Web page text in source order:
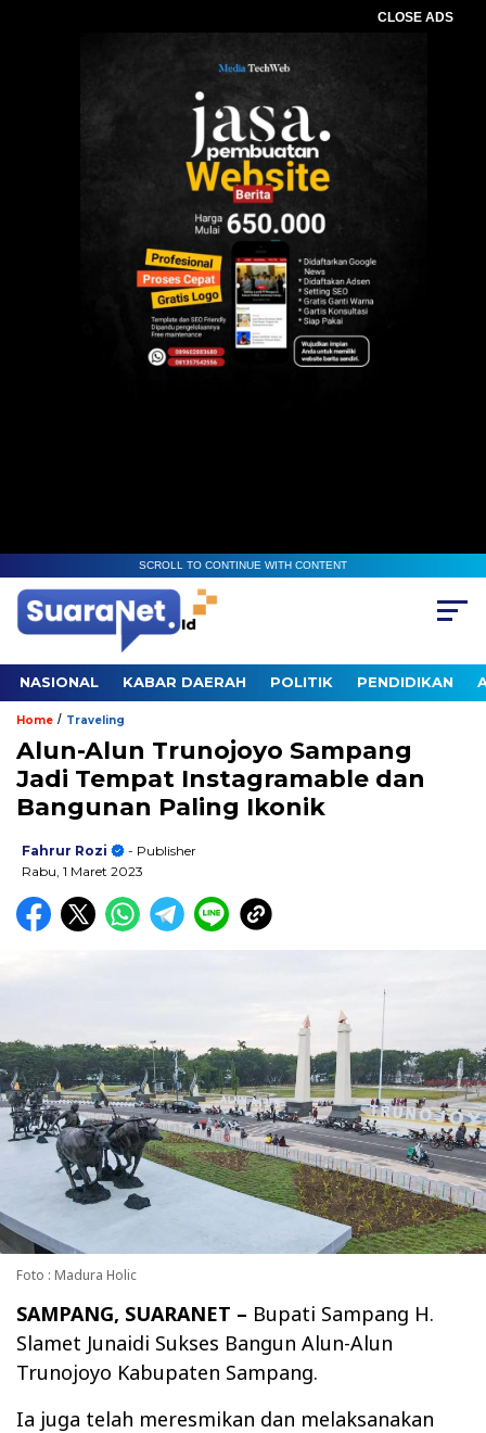
CLOSE ADS
SCROLL TO CONTINUE WITH CONTENT
NASIONAL KABAR DAERAH POLITIK PENDIDIKAN
Home / Traveling
Alun-Alun Trunojoyo Sampang
Jadi Tempat Instagramable dan
Bangunan Paling Ikonik
Fahrur Rozi
- Publisher
Rabu, 1 Maret 2023
Foto : Madura Holic
SAMPANG, SUARANET – Bupati Sampang H.
Slamet Junaidi Sukses Bangun Alun-Alun
Trunojoyo Kabupaten Sampang.
Ia juga telah meresmikan dan melaksanakan